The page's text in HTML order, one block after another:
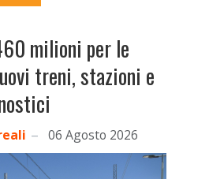
milioni per le
treni, stazioni e
06 Agosto 2026